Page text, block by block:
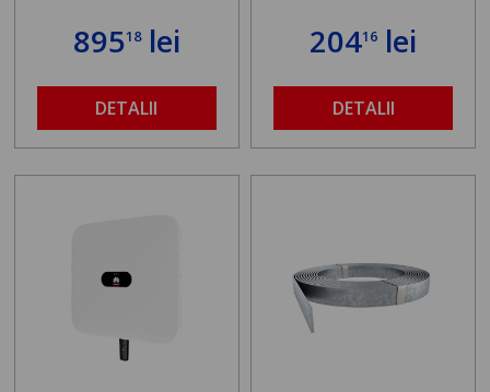
89518lei
DETALII
20416 lei
DETALII